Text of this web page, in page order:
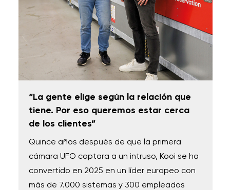
“La gente elige según la relación que
tiene. Por eso queremos estar cerca
de los clientes”
Quince años después de que la primera
cámara UFO captara a un intruso, Kooi se ha
convertido en 2025 en un líder europeo con
más de 7.000 sistemas y 300 empleados